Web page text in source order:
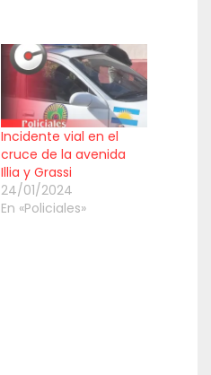
Incidente vial en el
cruce de la avenida
Illia y Grassi
24/01/2024
En «Policiales»